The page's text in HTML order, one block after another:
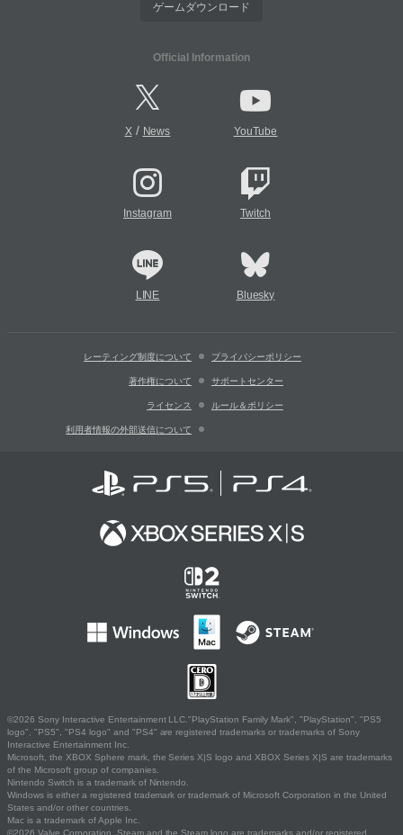
ゲームダウンロード
Official Information
X/ News YouTube
Instagram Twitch
LINE Bluesky
レーティング制度について プライバシーポリシー
著作権について サポートセンター
ライセンス ルール＆ポリシー
利用者情報の外部送信について
©2026 Sony Interactive Entertainment LLC."PlayStation Family Mark", "PlayStation", "PS5
logo", "PS5", "PS4 logo" and "PS4" are registered trademarks or trademarks of Sony
Interactive Entertainment Inc.
Microsoft, the XBOX Sphere mark, the Series X|S logo and XBOX Series X|S are trademarks
of the Microsoft group of companies.
Nintendo Switch is a trademark of Nintendo.
Windows is either a registered trademark or trademark of Microsoft Corporation in the United
States and/or other countries.
Mac is a trademark of Apple Inc.
©2026 Valve Corporation. Steam and the Steam logo are trademarks and/or registered